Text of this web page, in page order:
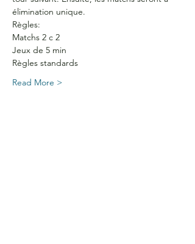
élimination unique.
Règles:
Matchs 2 c 2
Jeux de 5 min
Règles standards
Read More >